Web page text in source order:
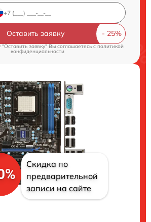
Оставить заявку
заявку" Вы соглашаетесь cполитикой
конфиденциальности
Скидка по
предварительной
записи на сайте